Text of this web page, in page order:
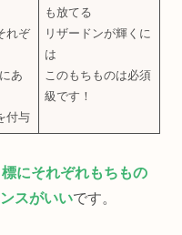
れぞ
あ
付与
も放てる
リザードンが輝くに
は
このもちものは必須
級です！
にそれぞれもちもの
スがいいです。